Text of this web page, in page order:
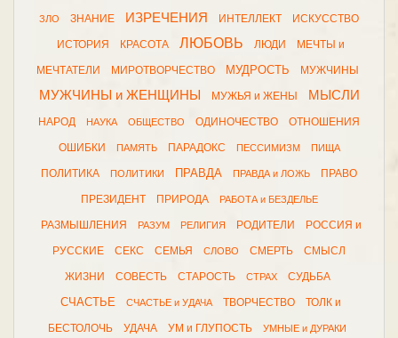
ЗЛО ЗНАНИЕ ИЗРЕЧЕНИЯ ИНТЕЛЛЕКТ ИСКУССТВО
ИСТОРИЯ КРАСОТА ЛЮБОВЬ ЛЮДИ МЕЧТЫ и
МЕЧТАТЕЛИ МИРОТВОРЧЕСТВО МУДРОСТЬ МУЖЧИНЫ
МУЖЧИНЫ и ЖЕНЩИНЫ МУЖЬЯ и ЖЕНЫ МЫСЛИ
НАРОД НАУКА ОБЩЕСТВО ОДИНОЧЕСТВО ОТНОШЕНИЯ
ОШИБКИ ПАМЯТЬ ПАРАДОКС ПЕССИМИЗМ ПИЩА
ПОЛИТИКА ПОЛИТИКИ ПРАВДА ПРАВДА и ЛОЖЬ ПРАВО
ПРЕЗИДЕНТ ПРИРОДА РАБОТА и БЕЗДЕЛЬЕ
РАЗМЫШЛЕНИЯ РАЗУМ РЕЛИГИЯ РОДИТЕЛИ РОССИЯ и
РУССКИЕ СЕКС СЕМЬЯ СЛОВО СМЕРТЬ СМЫСЛ
ЖИЗНИ СОВЕСТЬ СТАРОСТЬ СТРАХ СУДЬБА
СЧАСТЬЕ СЧАСТЬЕ и УДАЧА ТВОРЧЕСТВО ТОЛК и
БЕСТОЛОЧЬ УДАЧА УМ и ГЛУПОСТЬ УМНЫЕ и ДУРАКИ